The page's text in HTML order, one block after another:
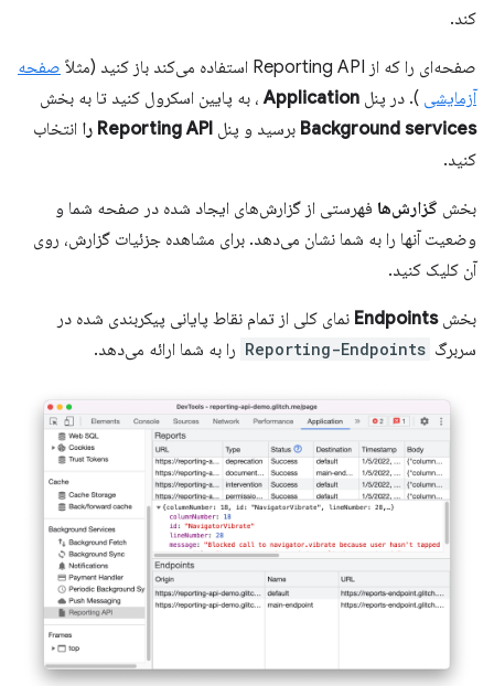
کند.
صفحه‌ای را که از Reporting API استفاده می‌کند باز کنید (مثلاً
صفحه
آزمایشی ). در پنل Application، به پایین اسکرول کنید تا به بخش
Background services برسید و پنل Reporting API را
انتخاب
کنید.
بخش گزارش‌ها فهرستی از گزارش‌های ایجاد شده در صفحه شما و
وضعیت آنها را به شما نشان می‌دهد. برای مشاهده جزئیات گزارش، روی
آن کلیک کنید.
بخشEndpoints نمای کلی از تمام نقاط پایانی پیکربندی شده در
سربرگ Reporting-Endpoints را به شما ارائه می‌دهد.